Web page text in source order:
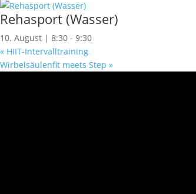
Rehasport (Wasser)
10. August | 8:30 - 9:30
« HIIT-Intervalltraining
Wirbelsäulenfit meets Step »